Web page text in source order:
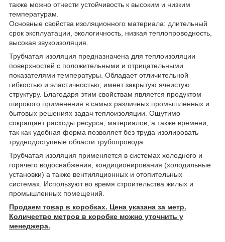
также можно отнести устойчивость к высоким и низким
температурам.
Основные свойства изоляционного материала: длительный
срок эксплуатации, экологичность, низкая теплопроводность,
высокая звукоизоляция.
Трубчатая изоляция предназначена для теплоизоляции
поверхностей с положительными и отрицательными
показателями температуры. Обладает отличительной
гибкостью и эластичностью, имеет закрытую ячеистую
структуру. Благодаря этим свойствам является продуктом
широкого применения в самых различных промышленных и
бытовых решениях задач теплоизоляции. Ощутимо
сокращает расходы ресурса, материалов, а также времени,
так как удобная форма позволяет без труда изолировать
труднодоступные области трубопровода.
Трубчатая изоляция применяется в системах холодного и
горячего водоснабжения, кондиционирования (холодильные
установки) а также вентиляционных и отопительных
системах. Используют во время строительства жилых и
промышленных помещений.
Продаем товар в коробках. Цена указана за метр.
Количество метров в коробке можно уточнить у
менеджера.